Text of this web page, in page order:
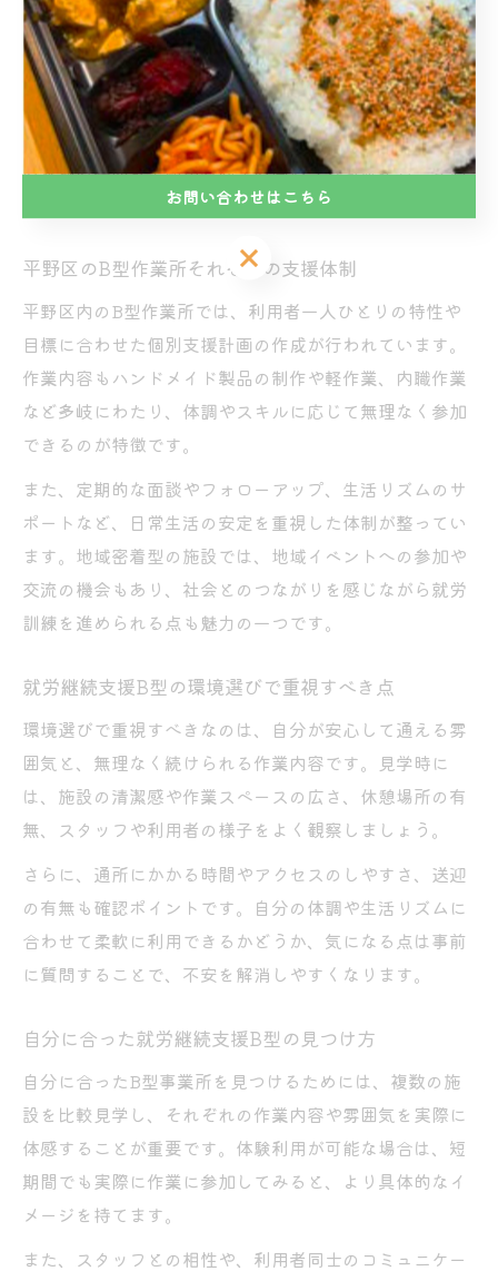
いという特徴があります。
また、生活リズムの安定や体調管理に配慮した支援の有
無や、スタッフのサポート体制、作業の難易度・柔軟性
なども大きな比較ポイントとなります。見学時には実際
の現場の雰囲気や利用者同士の関わり方も確認し、安心
して継続できる環境かを見極めることが大切です。
平野区のB型作業所それぞれの支援体制
平野区内のB型作業所では、利用者一人ひとりの特性や
目標に合わせた個別支援計画の作成が行われています。
作業内容もハンドメイド製品の制作や軽作業、内職作業
など多岐にわたり、体調やスキルに応じて無理なく参加
できるのが特徴です。
また、定期的な面談やフォローアップ、生活リズムのサ
ポートなど、日常生活の安定を重視した体制が整ってい
ます。地域密着型の施設では、地域イベントへの参加や
交流の機会もあり、社会とのつながりを感じながら就労
訓練を進められる点も魅力の一つです。
就労継続支援B型の環境選びで重視すべき点
環境選びで重視すべきなのは、自分が安心して通える雰
囲気と、無理なく続けられる作業内容です。見学時に
は、施設の清潔感や作業スペースの広さ、休憩場所の有
無、スタッフや利用者の様子をよく観察しましょう。
さらに、通所にかかる時間やアクセスのしやすさ、送迎
の有無も確認ポイントです。自分の体調や生活リズムに
合わせて柔軟に利用できるかどうか、気になる点は事前
に質問することで、不安を解消しやすくなります。
自分に合った就労継続支援B型の見つけ方
自分に合ったB型事業所を見つけるためには、複数の施
設を比較見学し、それぞれの作業内容や雰囲気を実際に
体感することが重要です。体験利用が可能な場合は、短
期間でも実際に作業に参加してみると、より具体的なイ
メージを持てます。
また、スタッフとの相性や、利用者同士のコミュニケー
お問い合わせはこちら
お問い合わせはこちら